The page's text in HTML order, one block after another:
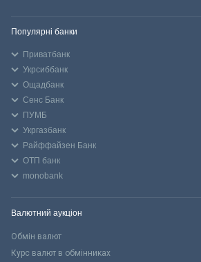
Популярні банки
Приватбанк
Укрсиббанк
Ощадбанк
Сенс Банк
ПУМБ
Укргазбанк
Райффайзен Банк
ОТП банк
monobank
Валютний аукціон
Обмін валют
Курс валют в обмінниках